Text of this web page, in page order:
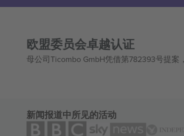
欧盟委员会卓越认证
母公司Ticombo GmbH凭借第782393号提案
新闻报道中所见的活动